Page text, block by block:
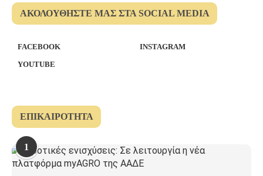
ΑΚΟΛΟΥΘΉΣΤΕ ΜΑΣ ΣΤΑ SOCIAL MEDIA
FACEBOOK
INSTAGRAM
YOUTUBE
ΕΠΙΚΑΙΡΌΤΗΤΑ
1